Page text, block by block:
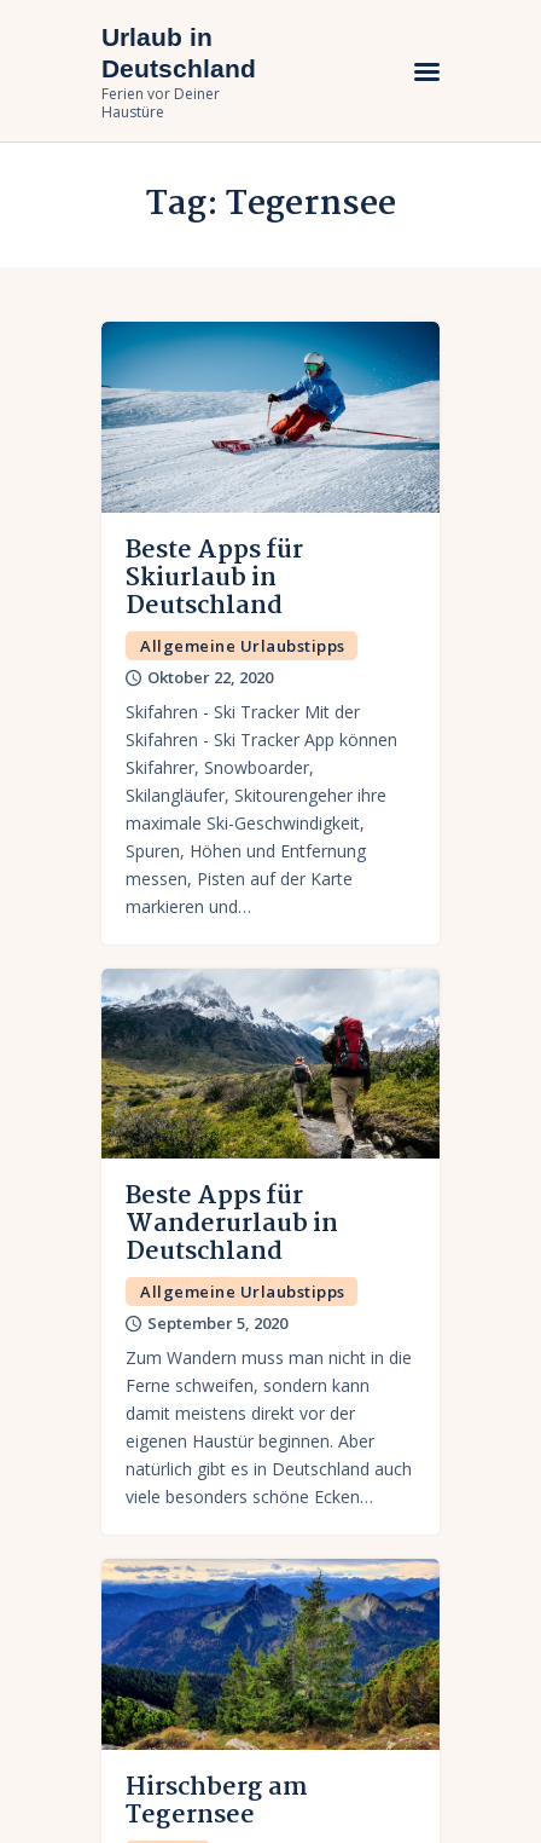
Urlaub in
Deutschland
Ferien vor Deiner
Haustüre
Tag: Tegernsee
Urlaub in Deutschland
Ferien vor Deiner Haustüre
Urlaub zuhause
Bundesländer
Beste Apps für
Skiurlaub in
Deutschland
Allgemeine Urlaubstipps
Oktober 22, 2020
Skifahren - Ski Tracker Mit der
Skifahren - Ski Tracker App können
Skifahrer, Snowboarder,
Skilangläufer, Skitourengeher ihre
maximale Ski-Geschwindigkeit,
Spuren, Höhen und Entfernung
messen, Pisten auf der Karte
markieren und…
Beste Apps für
Wanderurlaub in
Deutschland
Allgemeine Urlaubstipps
September 5, 2020
Zum Wandern muss man nicht in die
Ferne schweifen, sondern kann
damit meistens direkt vor der
eigenen Haustür beginnen. Aber
natürlich gibt es in Deutschland auch
viele besonders schöne Ecken…
Hirschberg am
Tegernsee